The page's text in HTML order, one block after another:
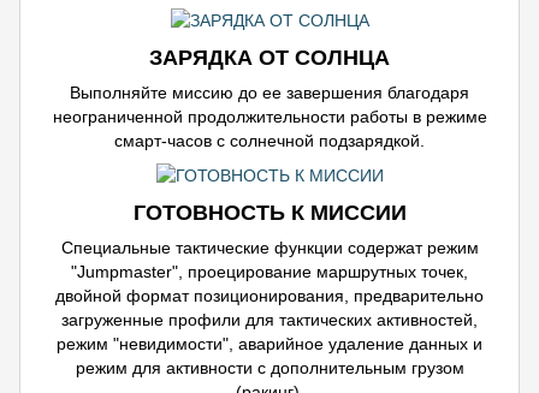
ЗАРЯДКА ОТ СОЛНЦА
Выполняйте миссию до ее завершения благодаря
неограниченной продолжительности работы в режиме
смарт-часов с солнечной подзарядкой.
ГОТОВНОСТЬ К МИССИИ
Специальные тактические функции содержат режим
"Jumpmaster", проецирование маршрутных точек,
двойной формат позиционирования, предварительно
загруженные профили для тактических активностей,
режим "невидимости", аварийное удаление данных и
режим для активности с дополнительным грузом